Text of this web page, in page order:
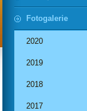
Fotogalerie
2020
2019
2018
2017